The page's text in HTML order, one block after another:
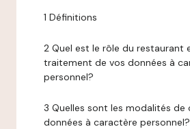
1 Définitions
2 Quel est le rôle du restaurant
traitement de vos données à
personnel?
3 Quelles sont les modalités de
données à caractère personnel?